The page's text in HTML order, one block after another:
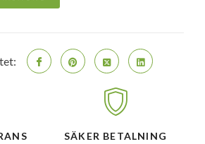
SÄKER BETALNING